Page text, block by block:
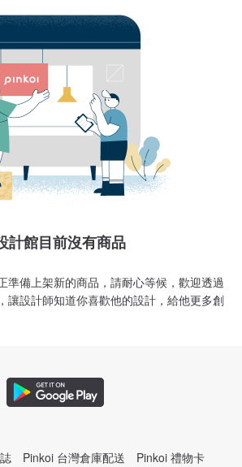
計館目前沒有商品
準備上架新的商品，請耐心等候，歡迎透過
讓設計師知道你喜歡他的設計，給他更多創
Pinkoi 台灣倉庫配送
Pinkoi 禮物卡